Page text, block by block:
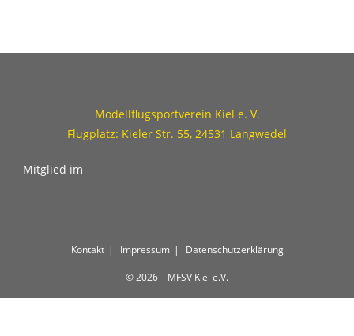
Modellflugsportverein Kiel e. V.
Flugplatz: Kieler Str. 55, 24531 Langwedel
Mitglied im
Kontakt Impressum Datenschutzerklärung
© 2026 – MFSV Kiel e.V.